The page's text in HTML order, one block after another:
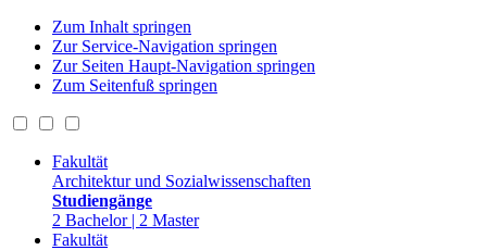
Zum Inhalt springen
Zur Service-Navigation springen
Zur Seiten Haupt-Navigation springen
Zum Seitenfuß springen
Fakultät
Architektur und Sozialwissenschaften
Studiengänge
2 Bachelor | 2 Master
Fakultät